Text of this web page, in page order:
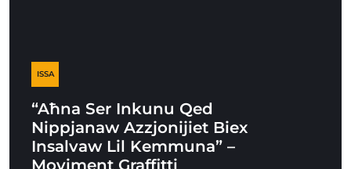
ISSA
“Aħna Ser Inkunu Qed
Nippjanaw Azzjonijiet Biex
Insalvaw Lil Kemmuna” –
Moviment Graffitti